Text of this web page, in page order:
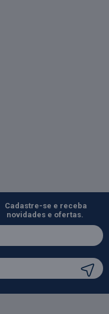
Cadastre-se e receba
novidades e ofertas.